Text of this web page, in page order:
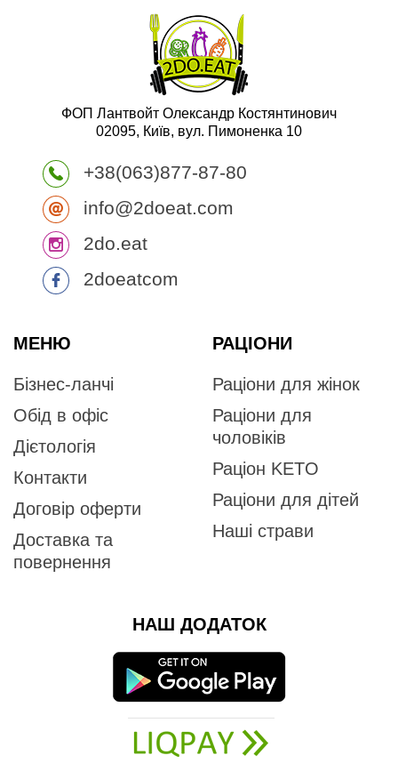
ФОП Лантвойт Олександр Костянтинович
02095, Київ, вул. Пимоненка 10
+38(063)877-87-80
info@2doeat.com
2do.eat
2doeatcom
МЕНЮ
Бізнес-ланчі
Обід в офіс
Дієтологія
Контакти
Договір оферти
Доставка та
повернення
РАЦІОНИ
Раціони для жінок
Раціони для
чоловіків
Раціон KETO
Раціони для дітей
Наші страви
НАШ ДОДАТОК